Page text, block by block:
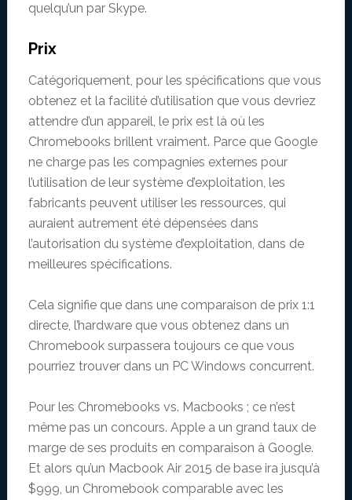
quelqu’un par Skype.
Prix
Catégoriquement, pour les spécifications que vous
obtenez et la facilité d’utilisation que vous devriez
attendre d’un appareil, le prix est là où les
Chromebooks brillent vraiment. Parce que Google
ne charge pas les compagnies externes pour
l’utilisation de leur système d’exploitation, les
fabricants peuvent utiliser les ressources, qui
auraient autrement été dépensées dans
l’autorisation du système d’exploitation, dans de
meilleures spécifications.
Cela signifie que dans une comparaison de prix 1:1
directe, l’hardware que vous obtenez dans un
Chromebook surpassera toujours ce que vous
pourriez trouver dans un PC Windows concurrent.
Pour les Chromebooks vs. Macbooks ; ce n’est
même pas un concours. Apple a un grand taux de
marge de ses produits en comparaison à Google.
Et alors qu’un Macbook Air 2015 de base ira jusqu’à
$999, un Chromebook comparable avec les